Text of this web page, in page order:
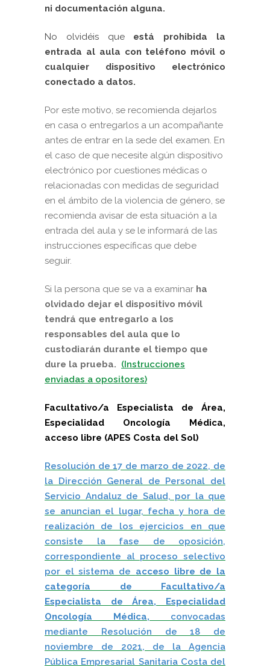
ni documentación alguna.
No olvidéis que está prohibida la
entrada al aula con teléfono móvil o
cualquier dispositivo electrónico
conectado a datos.
Por este motivo, se recomienda dejarlos
en casa o entregarlos a un acompañante
antes de entrar en la sede del examen. En
el caso de que necesite algún dispositivo
electrónico por cuestiones médicas o
relacionadas con medidas de seguridad
en el ámbito de la violencia de género, se
recomienda avisar de esta situación a la
entrada del aula y se le informará de las
instrucciones específicas que debe
seguir.
Si la persona que se va a examinar ha
olvidado dejar el dispositivo móvil
tendrá que entregarlo a los
responsables del aula que lo
custodiarán durante el tiempo que
dure la prueba. (Instrucciones
enviadas a opositores)
Facultativo/a Especialista de Área,
Especialidad Oncología Médica,
acceso libre (APES Costa del Sol)
Resolución de 17 de marzo de 2022, de
la Dirección General de Personal del
Servicio Andaluz de Salud, por la que
se anuncian el lugar, fecha y hora de
realización de los ejercicios en que
consiste la fase de oposición,
correspondiente al proceso selectivo
por el sistema de acceso libre de la
categoría de Facultativo/a
Especialista de Área, Especialidad
Oncología Médica, convocadas
mediante Resolución de 18 de
noviembre de 2021, de la Agencia
Pública Empresarial Sanitaria Costa del